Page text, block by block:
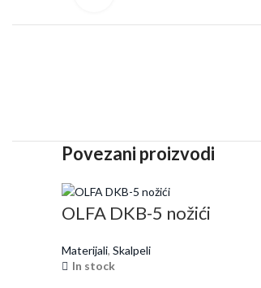
Povezani proizvodi
OLFA DKB-5 nožići
Materijali, Skalpeli
In stock